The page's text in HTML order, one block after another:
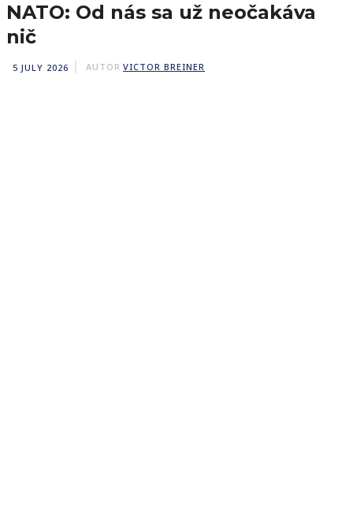
NATO: Od nás sa už neočakáva
nič
5 JULY 2026 AUTOR VICTOR BREINER